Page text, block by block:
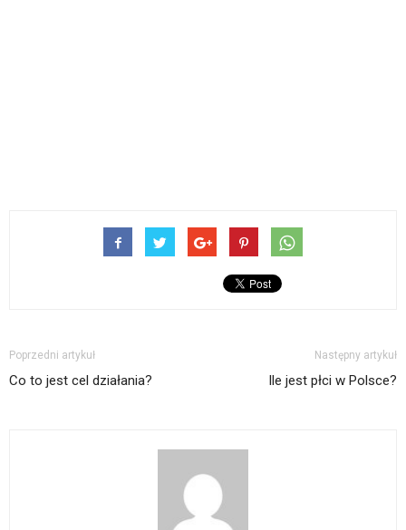
Poprzedni artykuł
Co to jest cel działania?
Następny artykuł
Ile jest płci w Polsce?